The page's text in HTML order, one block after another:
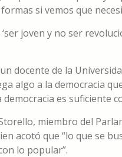
si vemos que
joven y no ser
docente de la
algo a la democracia
es suficiente
miembro del
acotó que “lo que se
lo popular”.